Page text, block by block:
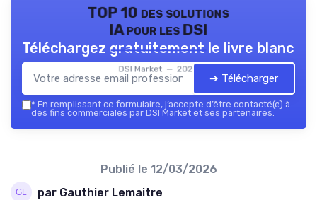
TOP 10 des solutions
IA pour les DSI
DSI Market — 2026
Téléchargez gratuitement le livre blanc
➔ Télécharger
* En remplissant ce formulaire, j’accepte d’être contacté(e) à
des fins commerciales par DSI Market et ses partenaires.
Publié le 12/03/2026
par Gauthier Lemaitre